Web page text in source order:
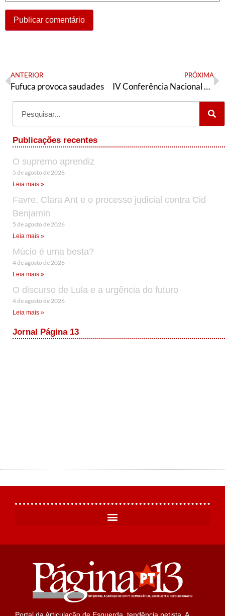
ANTERIOR
Fufuca provoca saudades
PRÓXIMA
IV Conferência Nacional da AE (2001)
Publicações recentes
O supremo aprendiz
5 de agosto de 2026
Leia mais »
Favre, Clara Ant e o processo judicial contra Cid
Benjamin
5 de agosto de 2026
Leia mais »
Múcio é uma besta?
4 de agosto de 2026
Leia mais »
O discurso de Lula e a urgência do futuro
4 de agosto de 2026
Leia mais »
Jornal Página 13
Portal da Articulação de Esquerda, tendência petista. A